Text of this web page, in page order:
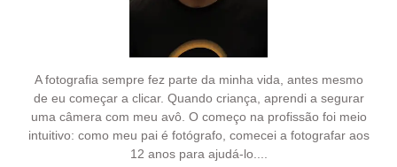
A fotografia sempre fez parte da minha vida, antes mesmo
de eu começar a clicar. Quando criança, aprendi a segurar
uma câmera com meu avô. O começo na profissão foi meio
intuitivo: como meu pai é fotógrafo, comecei a fotografar aos
12 anos para ajudá-lo....